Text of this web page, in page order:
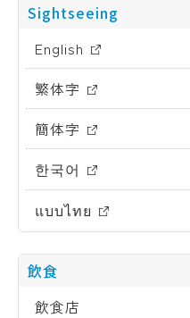
Sightseeing
English
繁体字
簡体字
한국어
แบบไทย
飲食
飲食店